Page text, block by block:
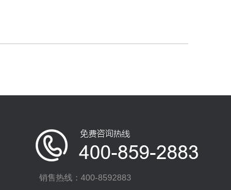
销售热线：400-8592883